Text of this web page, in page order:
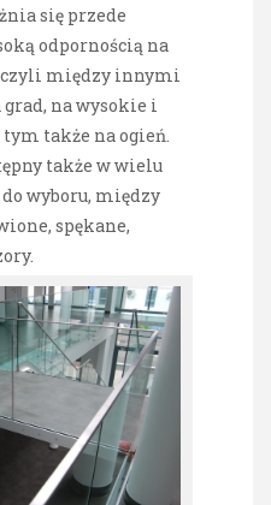
się przede
odpornością na
między innymi
na wysokie i
także na ogień.
także w wielu
wyboru, między
spękane,